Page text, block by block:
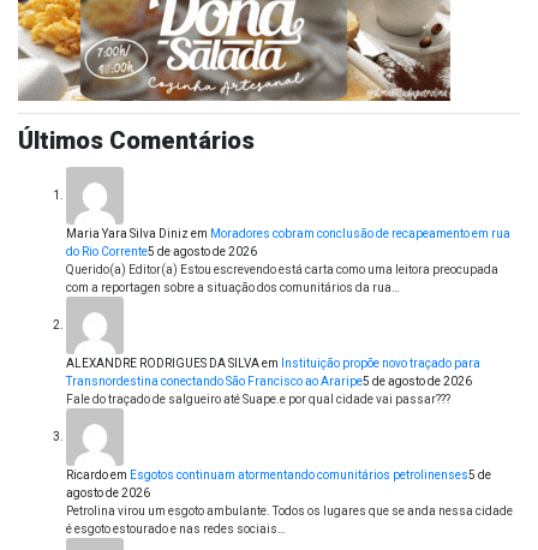
Últimos Comentários
Maria Yara Silva Diniz em Moradores cobram conclusão de recapeamento em rua
do Rio Corrente5 de agosto de 2026
Querido(a) Editor(a) Estou escrevendo está carta como uma leitora preocupada
com a reportagen sobre a situação dos comunitários da rua…
ALEXANDRE RODRIGUES DA SILVAem
Instituição propõe novo traçado para
Transnordestina conectando São Francisco ao Araripe5 de agosto de 2026
Fale do traçado de salgueiro até Suape.e por qual cidade vai passar???
Ricardoem Esgotos continuam atormentando comunitários petrolinenses5 de
agosto de 2026
Petrolina virou um esgoto ambulante. Todos os lugares que se anda nessa cidade
é esgoto estourado e nas redes sociais…